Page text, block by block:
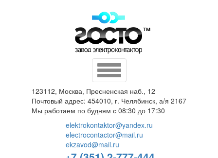
Toggle
navigation
123112, Москва, Пресненская наб., 12
Почтовый адрес: 454010, г. Челябинск, а/я 2167
Мы работаем по будням с 08:30 до 17:30
elektrokontaktor@yandex.ru
electrocontactor@mail.ru
ekzavod@mail.ru